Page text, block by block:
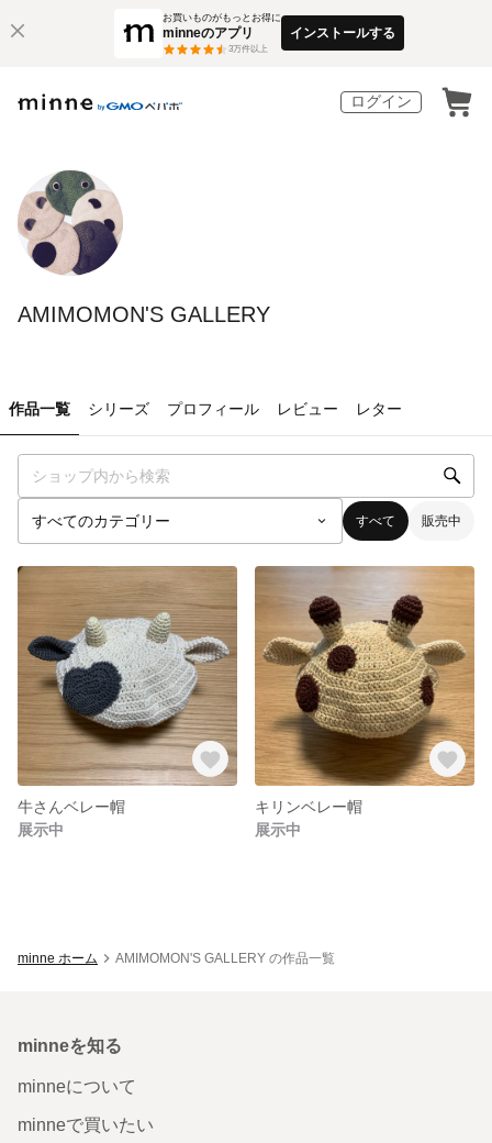
お買いものがもっとお得に
minneのアプリ
3万件以上
インストールする
ログイン
AMIMOMON'S GALLERY
作品一覧 シリーズ プロフィール レビュー レター
すべて 販売中
牛さんベレー帽
展示中
キリンベレー帽
展示中
minne ホーム AMIMOMON'S GALLERY の作品一覧
minneを知る
minneについて
minneで買いたい